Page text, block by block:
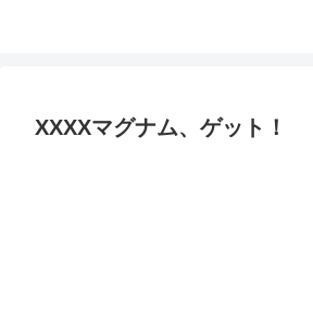
XXXXマグナム、ゲット！